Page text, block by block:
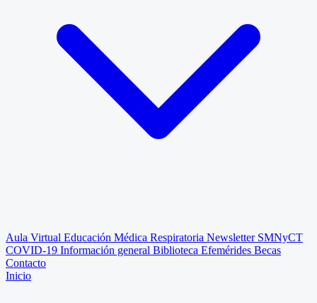
Aula Virtual Educación Médica Respiratoria Newsletter SMNyCT
COVID-19 Información general Biblioteca Efemérides Becas
Contacto
Inicio